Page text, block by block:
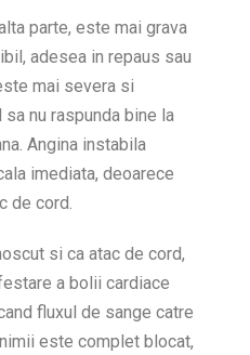
parte, este mai grava
adesea in repaus sau
mai severa si
nu raspunda bine la
Angina instabila
imediata, deoarece
de cord.
si ca atac de cord,
a bolii cardiace
fluxul de sange catre
este complet blocat,